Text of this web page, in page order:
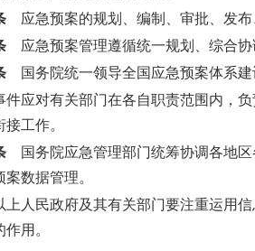
应急预案的规划、编制、审批、发
应急预案管理遵循统一规划、综合
国务院统一领导全国应急预案体系
件应对有关部门在各自职责范围内，
工作。
国务院应急管理部门统筹协调各地
数据管理。
上人民政府及其有关部门要注重运用
用。